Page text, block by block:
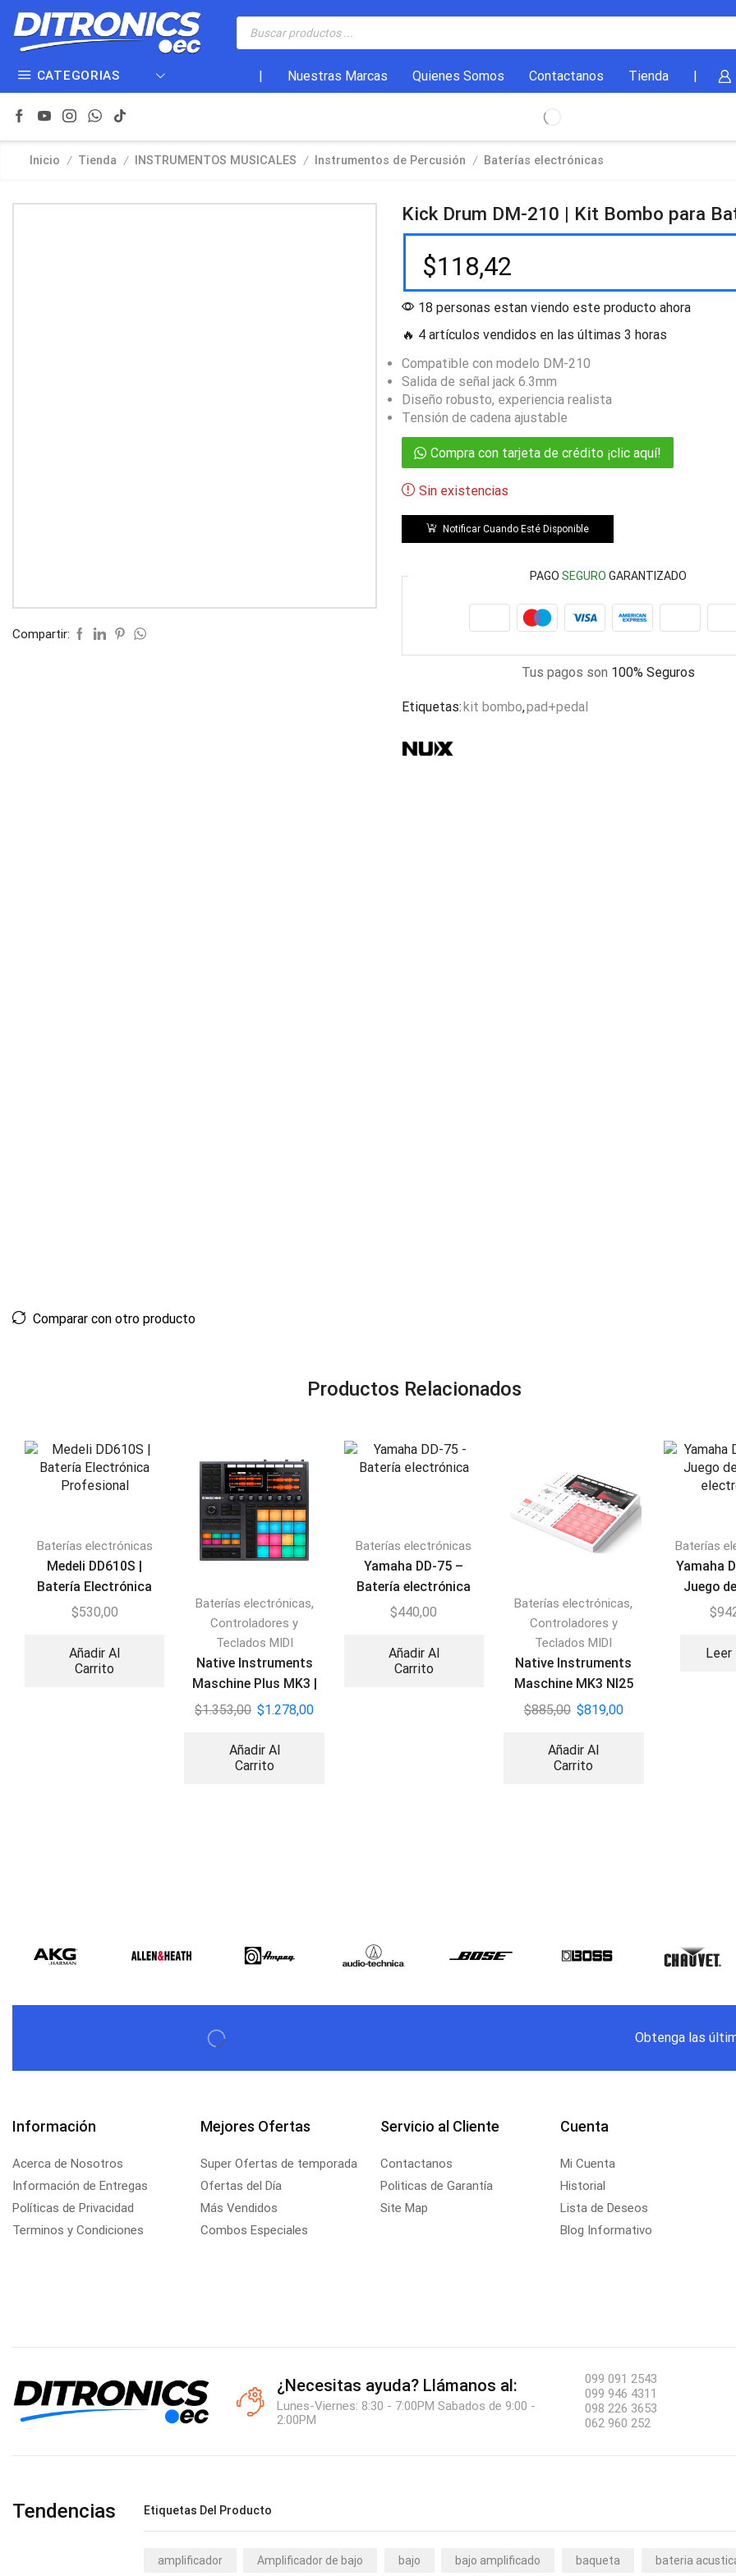
CATEGORIAS Nuestras Marcas Quienes Somos Contactanos Tienda
Inicio / Tienda / INSTRUMENTOS MUSICALES / Instrumentos de Percusión / Baterías electrónicas
Compartir:
Kick Drum DM-210 | Kit Bombo para
$118,42
18 personas estan viendo este producto ahora
🔥 4 artículos vendidos en las últimas 3 horas
Compatible con modelo DM-210
Salida de señal jack 6.3mm
Diseño robusto, experiencia realista
Tensión de cadena ajustable
Compra con tarjeta de crédito ¡clic aquí!
Sin existencias
Notificar Cuando Esté Disponible
PAGOSEGURO GARANTIZADO
Tus pagos son 100% Seguros
Etiquetas: kit bombo,pad+pedal
Comparar con otro producto
Productos Relacionados
Baterías electrónicas
Medeli DD610S |
Batería Electrónica
Profesional
$530,00
Añadir Al
Carrito
Baterías electrónicas,
Controladores y
Teclados MIDI
Native Instruments
Maschine Plus MK3 |
Caja de Ritmos y MIDI
$1.353,00 $1.278,00
Añadir Al
Carrito
Baterías electrónicas
Yamaha DD-75 –
Batería electrónica
$440,00
Añadir Al
Carrito
Baterías electrónicas,
Controladores y
Teclados MIDI
Native Instruments
Maschine MK3 NI25
Retrospective
$885,00 $819,00
Añadir Al
Carrito
Baterías
Yamaha
Juego
$
Leer
Obtenga las
Información
Acerca de Nosotros
Información de Entregas
Políticas de Privacidad
Terminos y Condiciones
Mejores Ofertas
Super Ofertas de temporada
Ofertas del Día
Más Vendidos
Combos Especiales
Servicio al Cliente
Contactanos
Politicas de Garantía
Site Map
Cuenta
Mi Cuenta
Historial
Lista de Deseos
Blog Informativo
¿Necesitas ayuda? Llámanos al:
Lunes-Viernes: 8:30 - 7:00PM Sabados de 9:00 -
2:00PM
099 091 2543
099 946 4311
098 226 3653
062 960 252
Tendencias Etiquetas Del Producto
amplificador Amplificador de bajo bajo bajo amplificado baqueta bateria